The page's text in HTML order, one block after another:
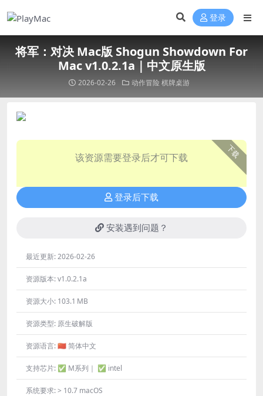
登录
将军：对决 Mac版 Shogun Showdown For
Mac v1.0.2.1a｜中文原生版
2026-02-26 动作冒险棋牌桌游
下载
该资源需要登录后才可下载
登录后下载
安装遇到问题？
最近更新:2026-02-26
资源版本:v1.0.2.1a
资源大小: 103.1 MB
资源类型: 原生破解版
资源语言:🇨🇳 简体中文
支持芯片: ✅ M系列｜ ✅ intel
系统要求:> 10.7 macOS